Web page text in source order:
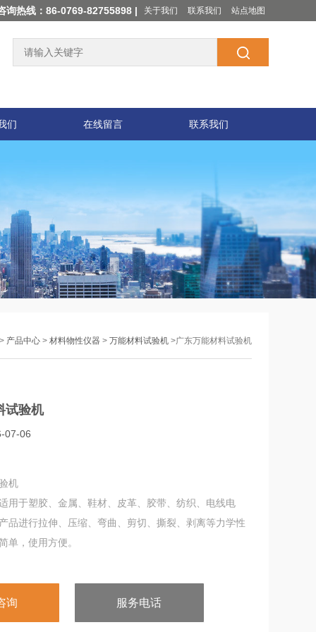
询热线：86-0769-82755898 | 关于我们 联系我们 站点地图
们 在线留言 联系我们
产品中心 >材料物性仪器 >万能材料试验机 >广东万能材料试验机
试验机
07-06
机
用于塑胶、金属、鞋材、皮革、胶带、纺织、电线电
品进行拉伸、压缩、弯曲、剪切、撕裂、剥离等力学性
单，使用方便。
询 服务电话